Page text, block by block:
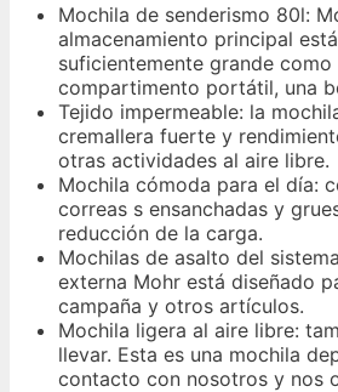
Mochila de senderismo 80l:
almacenamiento principal
suficientemente grande
compartimento portátil, una
Tejido impermeable: la
cremallera fuerte y
otras actividades al aire libre.
Mochila cómoda para el día:
correas s ensanchadas y
reducción de la carga.
Mochilas de asalto del
externa Mohr está diseñado
campaña y otros artículos.
Mochila ligera al aire libre:
llevar. Esta es una mochila
contacto con nosotros y nos